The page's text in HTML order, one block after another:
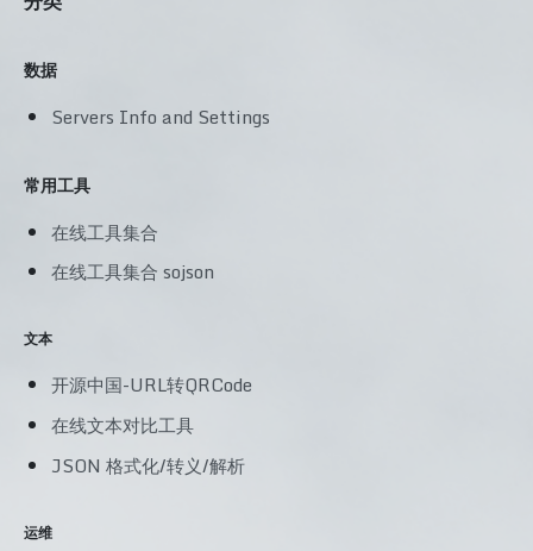
数据
Servers Info and Settings
常用工具
在线工具集合
在线工具集合 sojson
文本
开源中国-URL转QRCode
在线文本对比工具
JSON 格式化/转义/解析
运维